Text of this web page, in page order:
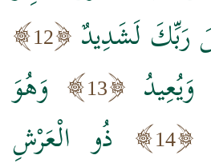
رَبِّكَ لَشَدِيدٌ 12
13
وَهُوَ
14
ذُو الْعَرْشِ